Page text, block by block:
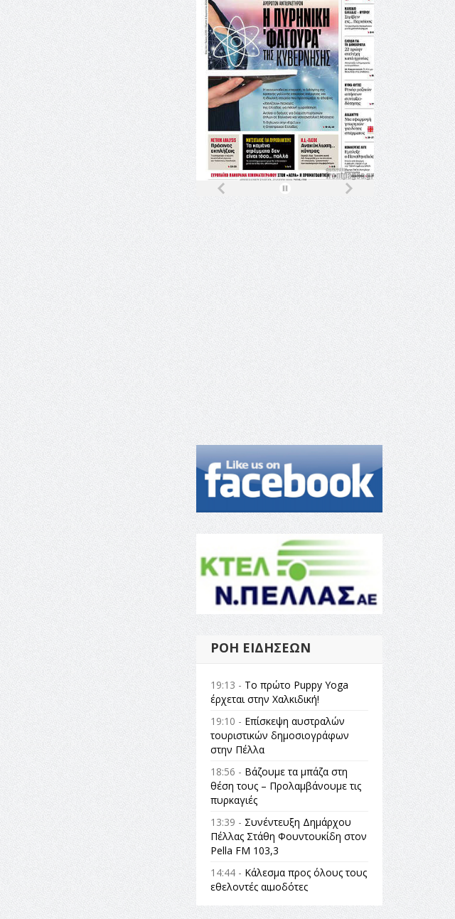
ΡΟΉ ΕΙΔΉΣΕΩΝ
19:13 - Το πρώτο Puppy Yoga
έρχεται στην Χαλκιδική!
19:10 - Επίσκεψη αυστραλών
τουριστικών δημοσιογράφων
στην Πέλλα
18:56 - Βάζουμε τα μπάζα στη
θέση τους – Προλαμβάνουμε τις
πυρκαγιές
13:39 - Συνέντευξη Δημάρχου
Πέλλας Στάθη Φουντουκίδη στον
Pella FM 103,3
14:44 - Κάλεσμα προς όλους τους
εθελοντές αιμοδότες
14:23 -Όλη η Ελλάδα ένας